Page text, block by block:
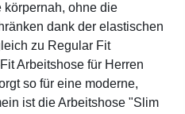
körpernah, ohne die
dank der elastischen
zu Regular Fit
Arbeitshose für Herren
so für eine moderne,
ist die Arbeitshose "Slim